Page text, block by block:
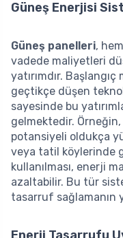
Güneş Enerjisi
Güneş panelleri,
vadede maliyetleri
yatırımdır.
geçtikçe düşen
sayesinde bu
gelmektedir.
potansiyeli oldukça
veya tatil köylerinde
kullanılması, enerji
azaltabilir. Bu tür
tasarruf sağlamanın